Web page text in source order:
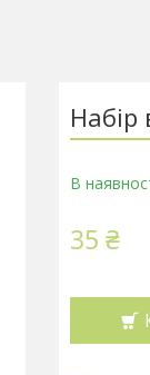
В
35 ₴